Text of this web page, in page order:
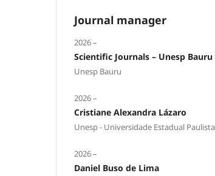
Journal manager
2026 –
Scientific Journals – Unesp Bauru
Unesp Bauru
2026 –
Cristiane Alexandra Lázaro
Unesp - Universidade Estadual
2026 –
Daniel Buso de Lima